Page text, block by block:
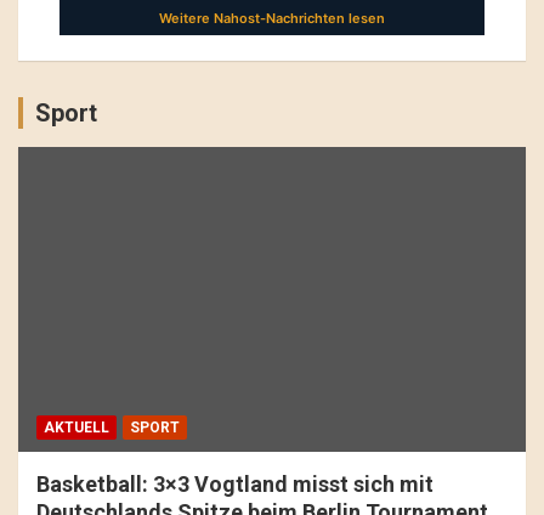
Sport
AKTUELL SPORT
Basketball: 3×3 Vogtland misst sich mit